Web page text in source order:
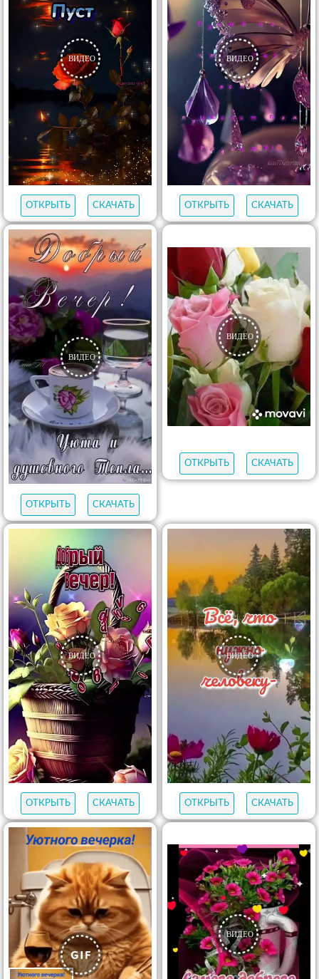
ОТКРЫТЬ СКАЧАТЬ ОТКРЫТЬ СКАЧАТЬ
ОТКРЫТЬ СКАЧАТЬ
ОТКРЫТЬ СКАЧАТЬ
ОТКРЫТЬ СКАЧАТЬ ОТКРЫТЬ СКАЧАТЬ